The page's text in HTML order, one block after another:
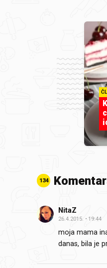
134
NitaZ
26.4.2015. 19:44
moja mama
danas, bila je